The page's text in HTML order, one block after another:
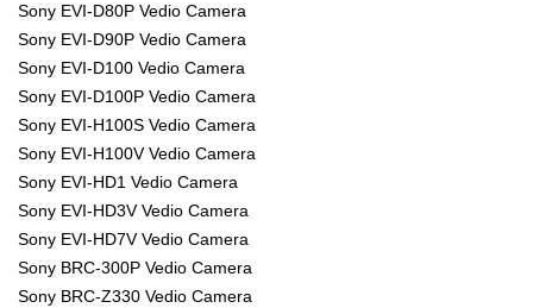
Sony EVI-D80P Vedio Camera
Sony EVI-D90P Vedio Camera
Sony EVI-D100 Vedio Camera
Sony EVI-D100P Vedio Camera
Sony EVI-H100S Vedio Camera
Sony EVI-H100V Vedio Camera
Sony EVI-HD1 Vedio Camera
Sony EVI-HD3V Vedio Camera
Sony EVI-HD7V Vedio Camera
Sony BRC-300P Vedio Camera
Sony BRC-Z330 Vedio Camera